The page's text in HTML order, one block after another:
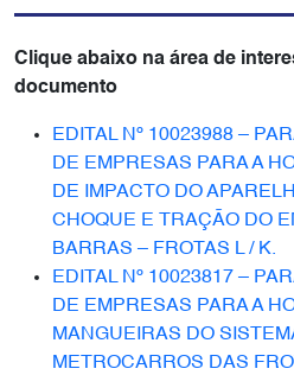
Clique abaixo na área de
documento
EDITAL Nº 10023988 –
DE EMPRESAS PARA A
DE IMPACTO DO
CHOQUE E TRAÇÃO DO
BARRAS – FROTAS L / K.
EDITAL Nº 10023817 –
DE EMPRESAS PARA A
MANGUEIRAS DO
METROCARROS DAS